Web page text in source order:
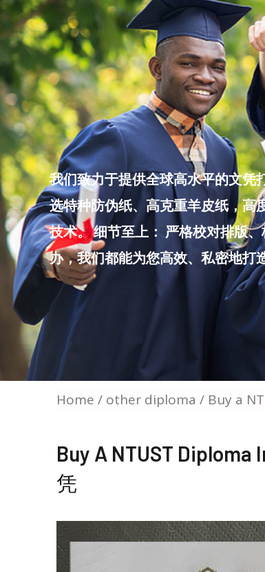
Skip
to
content
我们致力于提供全球高水平的文凭
选特种防伪纸、高克重羊皮纸，高
技术。 细节至上： 严格校对排版
办，我们都能为您高效、私密地打
Home / other diploma / Buy a
Buy A NTUST
凭